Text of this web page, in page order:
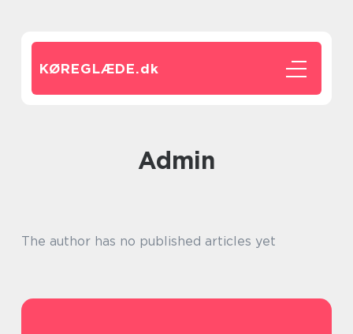
KØREGLÆDE.dk
admin
The author has no published articles yet